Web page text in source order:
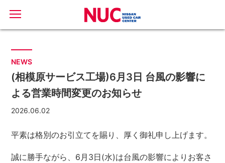
NEWS
(相模原サービス工場)6月3日 台風の影響に
よる営業時間変更のお知らせ
2026.06.02
平素は格別のお引立てを賜り、厚く御礼申し上げます。
誠に勝手ながら、6月3日(水)は台風の影響によりお客さ